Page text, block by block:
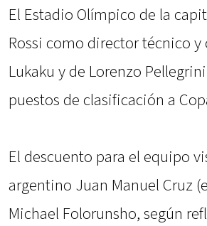
El Estadio Olímpico de la
Rossi como director técnico y
Lukaku y de Lorenzo
puestos de clasificación a
El descuento para el equipo
argentino Juan Manuel Cruz
Michael Folorunsho, según